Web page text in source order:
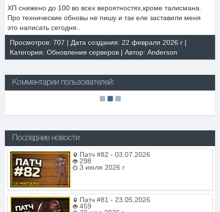
ХП снижено до 100 во всех вероятностях,кроме талисмана.
Про технические обновы не пишу и так еле заставили меня
это написать сегодня..
Просмотров: 707 | Дата создания: 22 февраля 2026 г |
Категория: Обновления серверов | Автор: Anderson
Комментарии пользователей:
Последние новости
Патч #82 - 03.07.2026
298
3 июля 2026 г
Патч #81 - 23.05.2026
459